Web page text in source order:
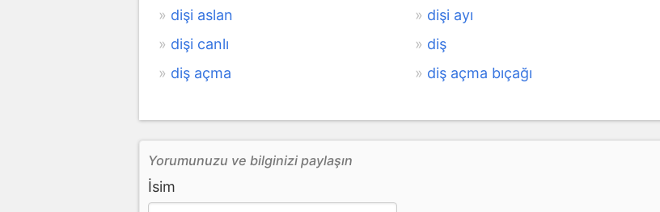
dişi aslan
dişi ayı
dişi canlı
diş
diş açma
diş açma bıçağı
Yorumunuzu ve bilginizi paylaşın
İsim